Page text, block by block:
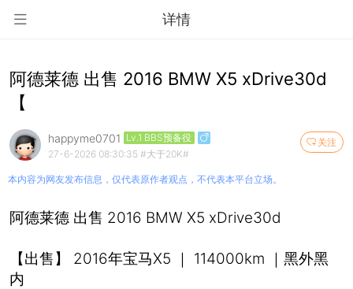
详情
阿德莱德 出售 2016 BMW X5 xDrive30d
【
关注
happyme0701 Lv.1 BBS预备役
27-6-2026 08:30:35 #大于20K#
本内容为网友发布信息，仅代表原作者观点，不代表本平台立场。
阿德莱德 出售 2016 BMW X5 xDrive30d
【出售】 2016年宝马X5 ｜ 114000km ｜黑外黑
内